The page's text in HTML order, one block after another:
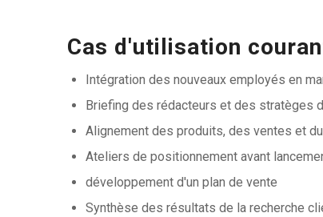
Cas d'utilisation
Intégration des nouveaux employés en
Briefing des rédacteurs et des stratèges
Alignement des produits, des ventes et
Ateliers de positionnement avant
développement d'un plan de vente
Synthèse des résultats de la recherche